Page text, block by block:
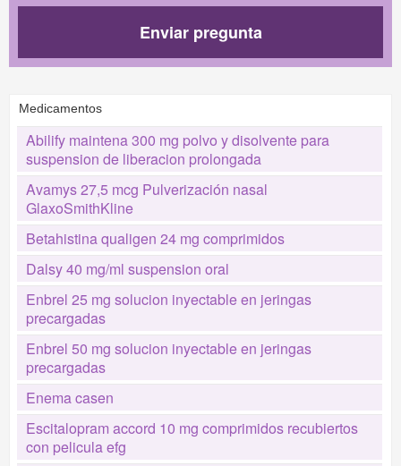
Enviar pregunta
Medicamentos
Abilify maintena 300 mg polvo y disolvente para
suspension de liberacion prolongada
Avamys 27,5 mcg Pulverización nasal
GlaxoSmithKline
Betahistina qualigen 24 mg comprimidos
Dalsy 40 mg/ml suspension oral
Enbrel 25 mg solucion inyectable en jeringas
precargadas
Enbrel 50 mg solucion inyectable en jeringas
precargadas
Enema casen
Escitalopram accord 10 mg comprimidos recubiertos
con pelicula efg